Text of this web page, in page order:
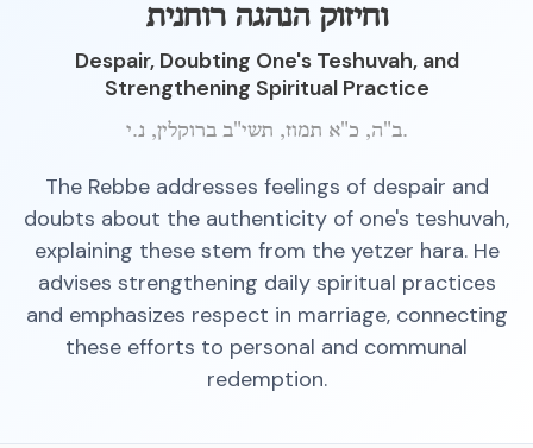
וחיזוק הנהגה רוחנית
Despair, Doubting One's Teshuvah, and
Strengthening Spiritual Practice
ב"ה, כ"א תמוז, תשי"ב ברוקלין, נ.י.
The Rebbe addresses feelings of despair and
doubts about the authenticity of one's teshuvah,
explaining these stem from the yetzer hara. He
advises strengthening daily spiritual practices
and emphasizes respect in marriage, connecting
these efforts to personal and communal
redemption.